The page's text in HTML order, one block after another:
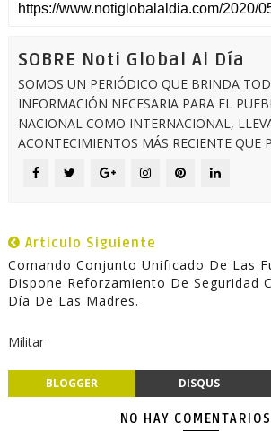
SOBRE Noti Global Al Día
SOMOS UN PERIÓDICO QUE BRINDA
INFORMACIÓN NECESARIA PARA EL
NACIONAL COMO INTERNACIONAL,
ACONTECIMIENTOS MÁS RECIENTE QUE
Articulo Siguiente
Comando Conjunto Unificado De Las
Dispone Reforzamiento De Seguridad
Día De Las Madres.
Militar
BLOGGER DISQUS
NO HAY